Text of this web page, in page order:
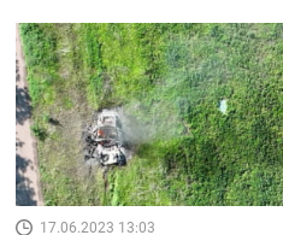
17.06.2023 13:03